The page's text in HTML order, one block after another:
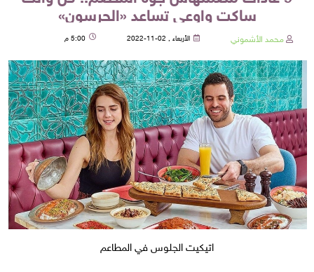
ساكت واوعى تساعد «الجرسون»
محمد الأشموني الأربعاء , 02-11-2022 5:00 م
اتيكيت الجلوس في المطاعم